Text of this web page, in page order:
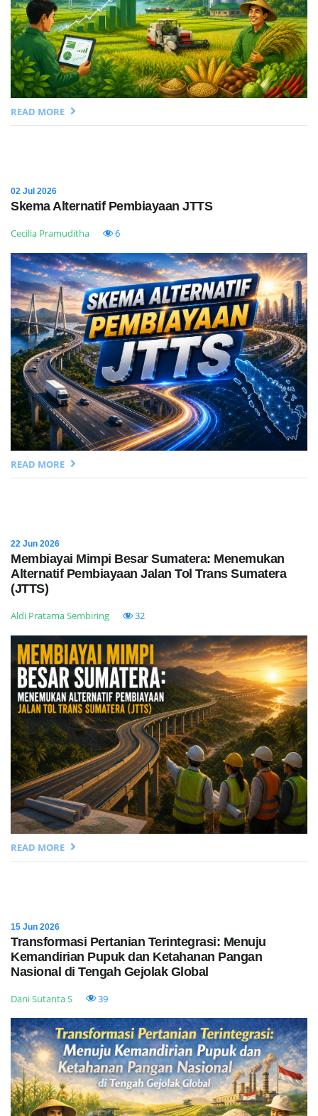
READ MORE
02 Jul 2026
Skema Alternatif Pembiayaan JTTS
Cecilia Pramuditha 6
READ MORE
22 Jun 2026
Membiayai Mimpi Besar Sumatera: Menemukan
Alternatif Pembiayaan Jalan Tol Trans Sumatera
(JTTS)
Aldi Pratama Sembiring 32
READ MORE
15 Jun 2026
Transformasi Pertanian Terintegrasi: Menuju
Kemandirian Pupuk dan Ketahanan Pangan
Nasional di Tengah Gejolak Global
Dani Sutanta S 39